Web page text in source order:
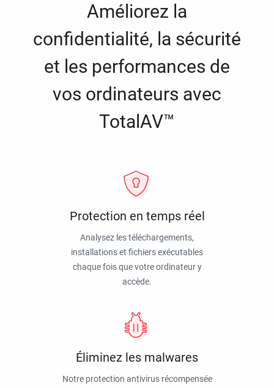
Améliorez la
confidentialité, la sécurité
et les performances de
vos ordinateurs avec
TotalAV™
Protection en temps réel
Analysez les téléchargements,
installations et fichiers exécutables
chaque fois que votre ordinateur y
accède.
Éliminez les malwares
Notre protection antivirus récompensée